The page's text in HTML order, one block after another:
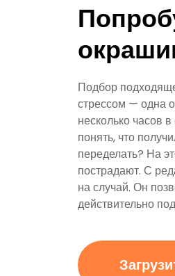
Подбор
стрессом — одна
несколько часов
понять, что
переделать? На
пострадают. С
на случай. Он
действительно